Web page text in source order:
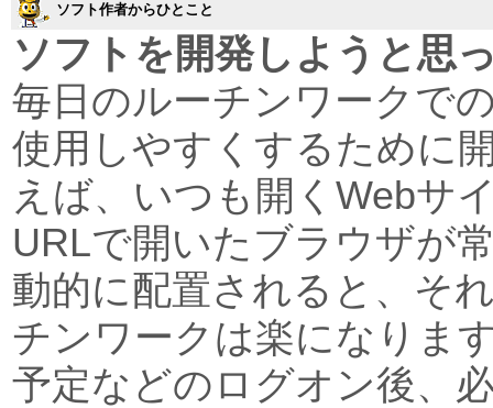
ソフト作者からひとこと
ソフトを開発しようと思
毎日のルーチンワークで
使用しやすくするために
えば、いつも開くWebサ
URLで開いたブラウザが
動的に配置されると、そ
チンワークは楽になりま
予定などのログオン後、